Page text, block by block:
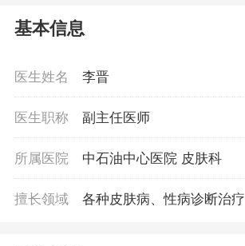
基本信息
医生姓名 李晋
医生职称 副主任医师
所属医院 中石油中心医院 皮肤科
擅长领域 各种皮肤病、性病诊断治疗